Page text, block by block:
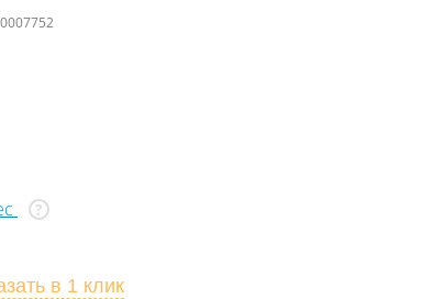
?
в 1 клик